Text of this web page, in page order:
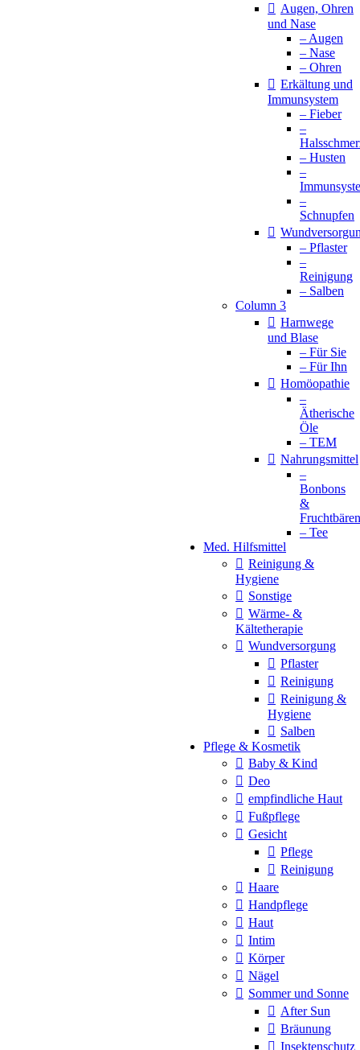
Augen, Ohren
und Nase
– Augen
– Nase
– Ohren
Erkältung und
Immunsystem
– Fieber
–
– Husten
–
–
Schnupfen
– Pflaster
–
Reinigung
– Salben
Column 3
Harnwege
und Blase
– Für Sie
– Für Ihn
Homöopathie
–
Ätherische
Öle
– TEM
Nahrungsmittel
–
Bonbons
&
Fruchtbären
– Tee
Med. Hilfsmittel
Reinigung &
Hygiene
Sonstige
Wärme- &
Kältetherapie
Wundversorgung
Pflaster
Reinigung
Reinigung &
Hygiene
Salben
Pflege & Kosmetik
Baby & Kind
Deo
empfindliche Haut
Fußpflege
Gesicht
Pflege
Reinigung
Haare
Handpflege
Haut
Intim
Körper
Nägel
Sommer und Sonne
After Sun
Bräunung
Insektenschutz